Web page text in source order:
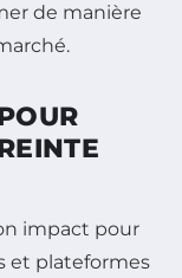
de manière
impact pour
et plateformes